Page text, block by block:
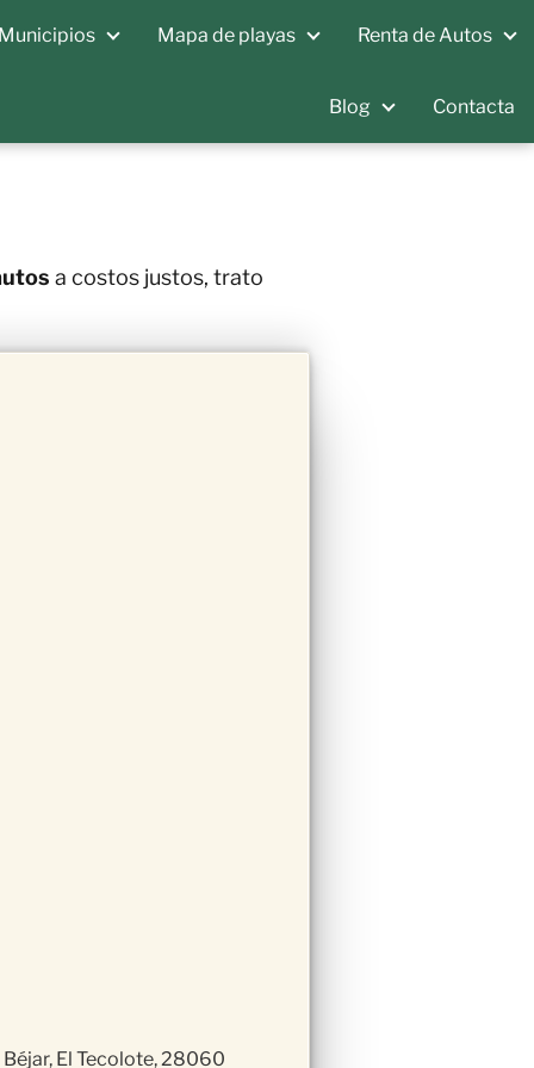
Municipios Mapa de playas Renta de Autos
Blog Contacta
a costos justos, trato
El Tecolote, 28060